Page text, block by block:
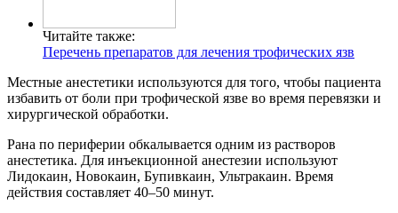
Читайте также:
Перечень препаратов для лечения трофических язв
Местные анестетики используются для того, чтобы пациента
избавить от боли при трофической язве во время перевязки и
хирургической обработки.
Рана по периферии обкалывается одним из растворов
анестетика. Для инъекционной анестезии используют
Лидокаин, Новокаин, Бупивкаин, Ультракаин. Время
действия составляет 40–50 минут.